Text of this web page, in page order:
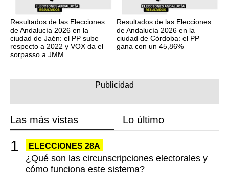
Resultados de las Elecciones
de Andalucía 2026 en la
ciudad de Jaén: el PP sube
respecto a 2022 y VOX da el
sorpasso a JMM
Resultados de las Elecciones
de Andalucía 2026 en la
ciudad de Córdoba: el PP
gana con un 45,86%
Las más vistas Lo último
ELECCIONES 28A
¿Qué son las circunscripciones electorales y
cómo funciona este sistema?